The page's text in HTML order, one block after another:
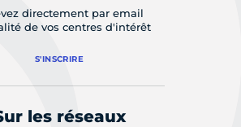
directement par email
de vos centres d'intérêt
S'INSCRIRE
les réseaux